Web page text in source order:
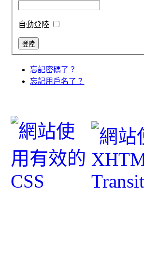
自動登陸
忘記密碼了？
忘記用戶名了？